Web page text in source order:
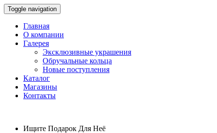
Toggle navigation
Главная
О компании
Галерея
Эксклюзивные украшения
Обручальные кольца
Новые поступления
Каталог
Магазины
Контакты
Ищите Подарок Для Неё